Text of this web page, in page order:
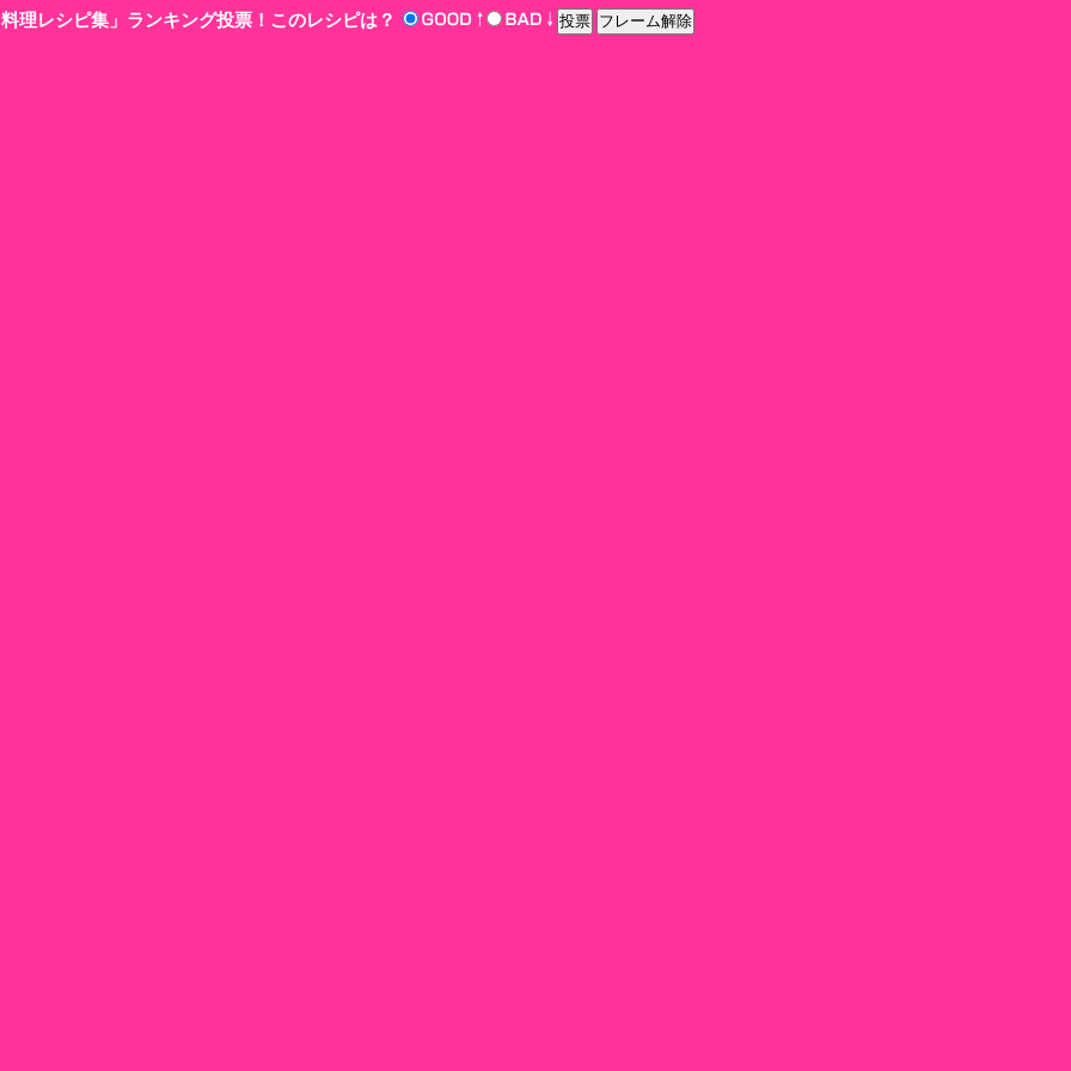
料理レシピ集」ランキング投票！このレシピは？